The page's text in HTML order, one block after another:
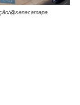
@senacamapa